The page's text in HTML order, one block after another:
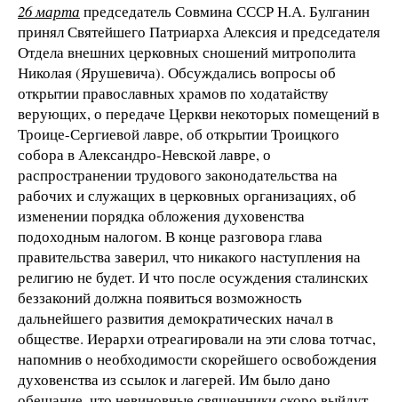
26 марта председатель Совмина СССР Н.А. Булганин
принял Святейшего Патриарха Алексия и председателя
Отдела внешних церковных сношений митрополита
Николая (Ярушевича). Обсуждались вопросы об
открытии православных храмов по ходатайству
верующих, о передаче Церкви некоторых помещений в
Троице-Сергиевой лавре, об открытии Троицкого
собора в Александро-Невской лавре, о
распространении трудового законодательства на
рабочих и служащих в церковных организациях, об
изменении порядка обложения духовенства
подоходным налогом. В конце разговора глава
правительства заверил, что никакого наступления на
религию не будет. И что после осуждения сталинских
беззаконий должна появиться возможность
дальнейшего развития демократических начал в
обществе. Иерархи отреагировали на эти слова тотчас,
напомнив о необходимости скорейшего освобождения
духовенства из ссылок и лагерей. Им было дано